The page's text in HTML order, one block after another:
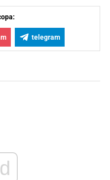
telegram